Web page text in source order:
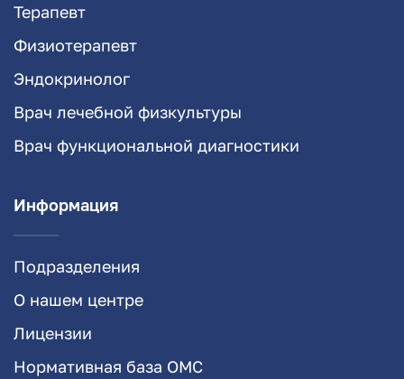
Терапевт
Физиотерапевт
Эндокринолог
Врач лечебной физкультуры
Врач функциональной диагностики
Информация
Подразделения
О нашем центре
Лицензии
Нормативная база ОМС